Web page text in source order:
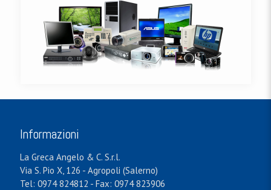
Informazioni
La Greca Angelo & C. S.r.l.
Via S. Pio X, 126 - Agropoli (Salerno)
Tel: 0974 824812 - Fax: 0974 823906